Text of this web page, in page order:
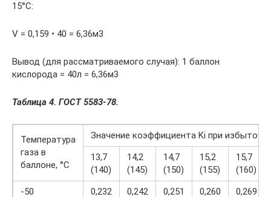
15°С:
V = 0,159 • 40 = 6,36м3
Вывод (для рассматриваемого случая): 1 баллон
кислорода = 40л = 6,36м3
Таблица 4. ГОСТ 5583-78.
Температура
газа в
баллоне, °С
Значение коэффициента Ki при
13,7
(140)
14,2
(145)
14,7
(150)
15,2
(155)
15,7
(160)
-50
0,232 0,242 0,251 0,260
0,269